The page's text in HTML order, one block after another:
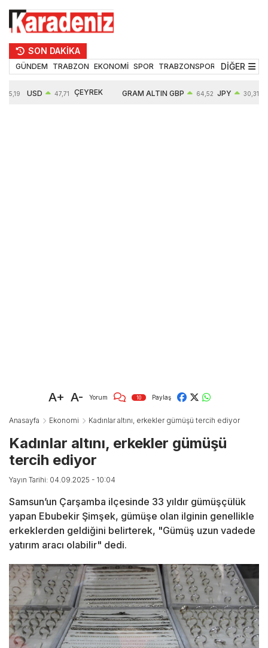
SON DAKİKA
GÜNDEM TRABZON EKONOMİ SPOR TRABZONSPOR TEKNOLOJİ
DİĞER
55,19 USD 47,71 ÇEYREK GRAM ALTIN GBP 64,52 JPY 30,31
A+ A- Yorum 10 Paylaş
Anasayfa Ekonomi Kadınlar altını, erkekler gümüşü tercih ediyor
Kadınlar altını, erkekler gümüşü
tercih ediyor
Yayın Tarihi: 04.09.2025 - 10:04
Samsun’un Çarşamba ilçesinde 33 yıldır gümüşçülük
yapan Ebubekir Şimşek, gümüşe olan ilginin genellikle
erkeklerden geldiğini belirterek, "Gümüş uzun vadede
yatırım aracı olabilir" dedi.